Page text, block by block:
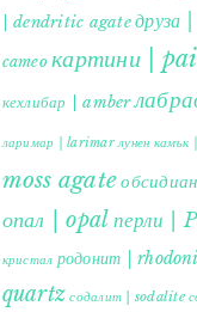
| dendritic agateдруза
cameo картини |
кехлибар | amber
ларимар | larimar лунен
moss agate
опал | opal перли |
кристал родонит |
quartz содалит | sodalite